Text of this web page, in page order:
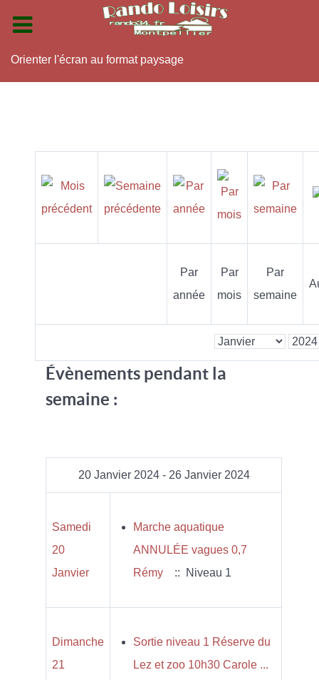
Orienter l'écran au format paysage
Par
année
Par
mois
Par
semaine
Évènements pendant la
semaine :
20 Janvier 2024 - 26 Janvier 2024
Samedi
20
Janvier
Marche aquatique
ANNULÉE vagues 0,7
Rémy
:: Niveau 1
Dimanche
21
Sortie niveau 1 Réserve du
Lez et zoo 10h30 Carole ...